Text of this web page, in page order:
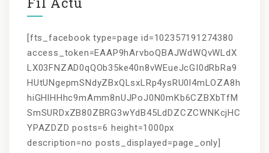
[fts_facebook type=page id=102357191274380
access_token=EAAP9hArvboQBAJWdWQvWLdX
LX03FNZAD0qQOb35ke40n8vWEueJcGI0dRbRa9
HUtUNgepmSNdyZBxQLsxLRp4ysRU0l4mLOZA8h
hiGHlHHhc9mAmm8nUJPoJ0N0mKb6CZBXbTfM
SmSURDxZB80ZBRG3wYdB45LdDZCZCWNKcjHC
YPAZDZD posts=6 height=1000px
description=no posts_displayed=page_only]